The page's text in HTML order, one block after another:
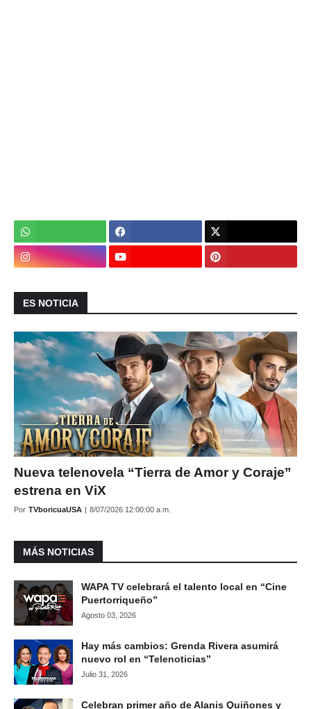
ES NOTICIA
Nueva telenovela “Tierra de Amor y Coraje”
estrena en ViX
Por TVboricuaUSA | 8/07/2026 12:00:00 a.m.
MÁS NOTICIAS
WAPA TV celebrará el talento local en “Cine
Puertorriqueño”
Agosto 03, 2026
Hay más cambios: Grenda Rivera asumirá
nuevo rol en “Telenoticias”
Julio 31, 2026
Celebran primer año de Alanis Quiñones y